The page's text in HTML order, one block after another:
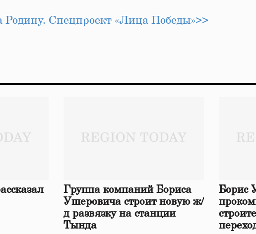
Родину. Спецпроект «Лица Победы»>>
Группа компаний Бориса
Ушеровича строит новую ж/
д развязку на станции
Тында
Борис